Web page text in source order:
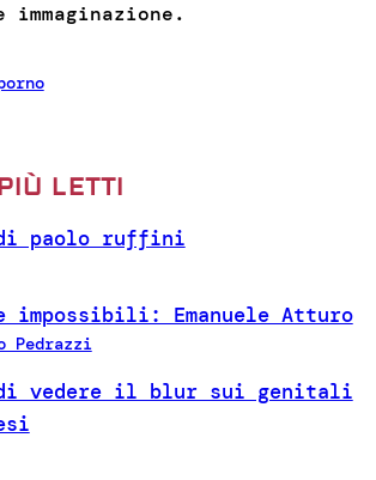
LETTI
paolo ruffini
impossibili: Emanuele Atturo
Pedrazzi
di vedere il blur sui genitali